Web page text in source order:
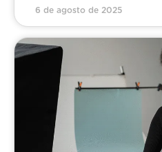
6 de agosto de 2025